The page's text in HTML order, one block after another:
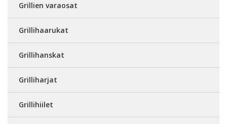
Grillien varaosat
Grillihaarukat
Grillihanskat
Grilliharjat
Grillihiilet